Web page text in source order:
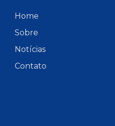
Home
Sobre
Notícias
Contato